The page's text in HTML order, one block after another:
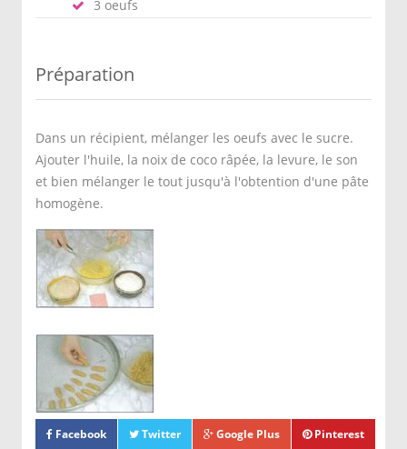
3 oeufs
Préparation
Dans un récipient, mélanger les oeufs avec le sucre.
Ajouter l'huile, la noix de coco râpée, la levure, le son
et bien mélanger le tout jusqu'à l'obtention d'une pâte
homogène.
Confectionner des
petits bâtonnets
de pâte, les,aplatir
légèrement avec la
disposer sur
plaque huilée et
farinée.
Les faire cuire
Facebook Twitter Google Plus Pinterest